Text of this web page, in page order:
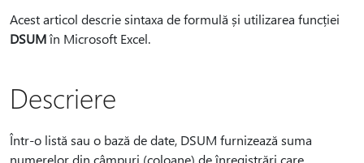
Acest articol descrie sintaxa de formulă și utilizarea funcției
DSUMîn Microsoft Excel.
Descriere
Într-o listă sau o bază de date, DSUM furnizează suma
numerelor din câmpuri (coloane) de înregistrări care